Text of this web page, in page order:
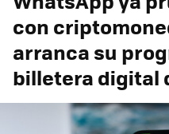
con
arranca su
billetera digital